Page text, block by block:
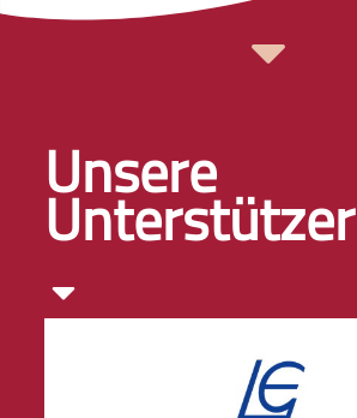
Unsere
Unterstützer